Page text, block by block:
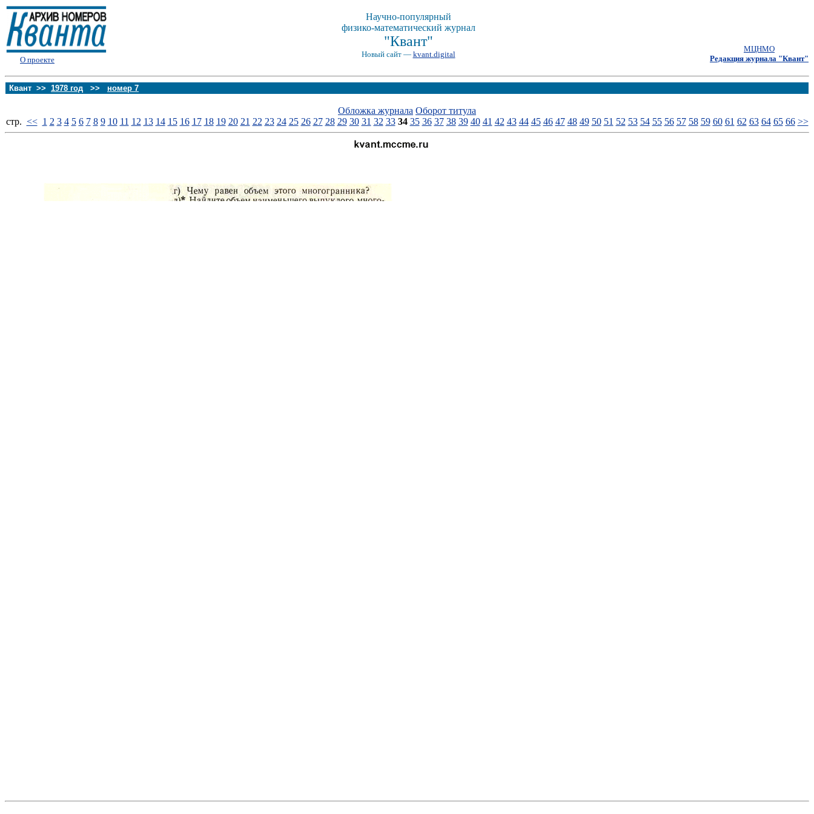
О проекте
Научно-популярный
физико-математический журнал
"Квант"
Новый сайт — kvant.digital
МЦНМО
Редакция журнала "Квант"
Квант >> 1978 год >> номер 7
Обложка журнала Оборот титула
стp. << 1 2 3 4 5 6 7 8 9 10 11 12 13 14 15 16 17 18 19 20 21 22 23 24 25 26 27 28 29 30 31 32 33 34 35 36 37 38 39 40 41 42 43 44 45 46 47 48 49 50 51 52 53 54 55 56 57 58 59 60 61 62 63 64 65 66 >>